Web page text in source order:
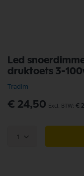
Led
druktoets 3-
Tradim
€ 24,50 €
1
naar
het
van
de
afbeeldingen-